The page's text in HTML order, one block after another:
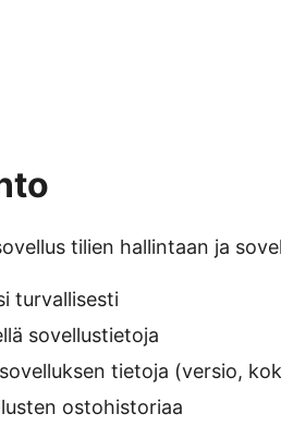
tilien hallintaan ja
turvallisesti
sovellustietoja
tietoja (versio,
ostohistoriaa